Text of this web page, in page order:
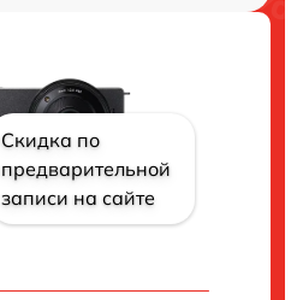
Скидка по
предварительной
записи на сайте